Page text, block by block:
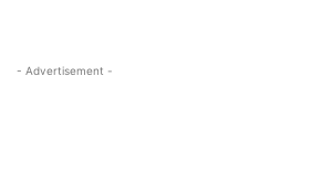
- Advertisement -